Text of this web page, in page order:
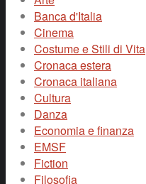
Banca d'Italia
Cinema
Costume e Stili di Vita
Cronaca estera
Cronaca italiana
Cultura
Danza
Economia e finanza
EMSF
Fiction
Filosofia